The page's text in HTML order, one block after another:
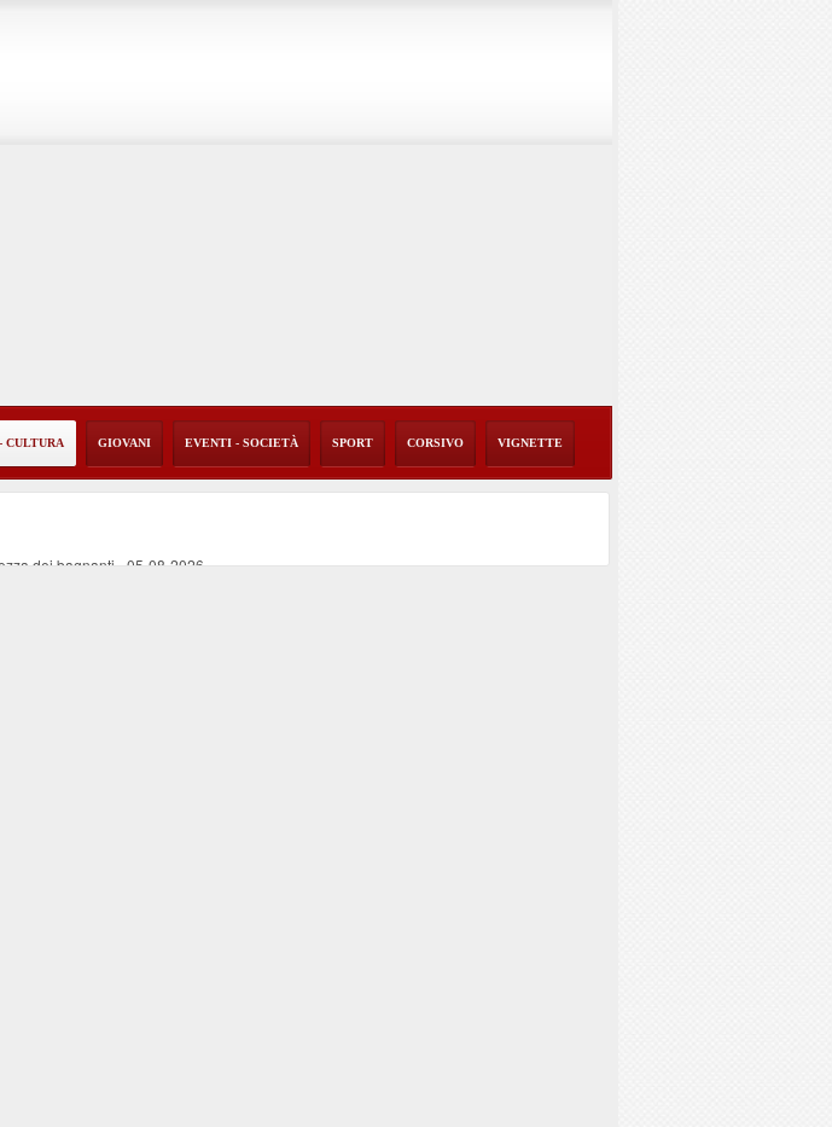
CULTURA GIOVANI EVENTI - SOCIETÀ SPORT CORSIVO VIGNETTE
dei bagnanti-05-08-2026
Orseolo”